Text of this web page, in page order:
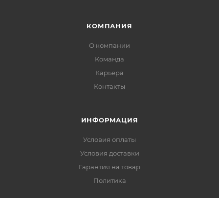
КОМПАНИЯ
О компании
Команда
Карьера
Контакты
ИНФОРМАЦИЯ
Условия оплаты
Условия доставки
Гарантия на товар
Политика